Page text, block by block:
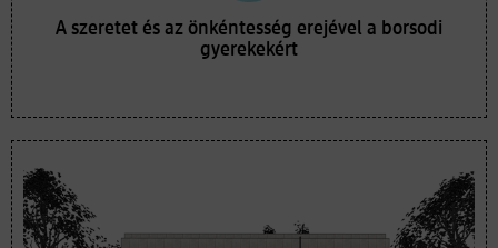
A szeretet és az önkéntesség erejével a borsodi
gyerekekért